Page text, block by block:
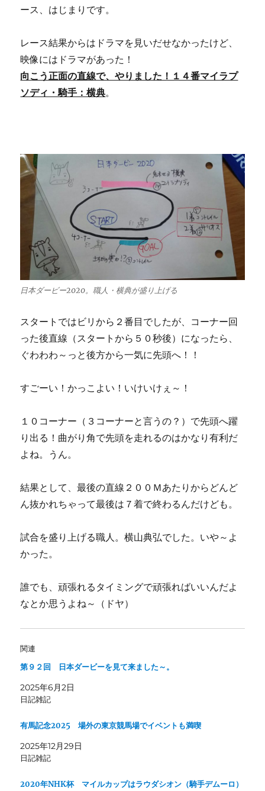
ース、はじまりです。
レース結果からはドラマを見いだせなかったけど、
映像にはドラマがあった！
向こう正面の直線で、やりました！１４番マイラプ
ソディ・騎手：横典。
日本ダービー2020。職人・横典が盛り上げる
スタートではビリから２番目でしたが、コーナー回
った後直線（スタートから５０秒後）になったら、
ぐわわわ～っと後方から一気に先頭へ！！
すごーい！かっこよい！いけいけぇ～！
１０コーナー（３コーナーと言うの？）で先頭へ躍
り出る！曲がり角で先頭を走れるのはかなり有利だ
よね。うん。
結果として、最後の直線２００Ｍあたりからどんど
ん抜かれちゃって最後は７着で終わるんだけども。
試合を盛り上げる職人。横山典弘でした。いや～よ
かった。
誰でも、頑張れるタイミングで頑張ればいいんだよ
なとか思うよね～（ドヤ）
関連
第９２回 日本ダービーを見て来ました～。
2025年6月2日
日記雑記
有馬記念2025 場外の東京競馬場でイベントも満喫
2025年12月29日
日記雑記
2020年NHK杯 マイルカップはラウダシオン（騎手デムーロ）